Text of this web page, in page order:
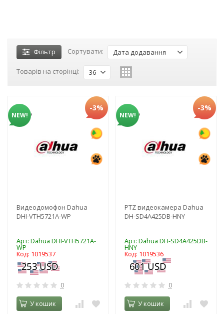
Фільтр Сортувати: Дата додавання
Товарів на сторінці: 36
NEW!
-3%
Видеодомофон Dahua
DHI-VTH5721A-WP
Арт: Dahua DHI-VTH5721A-
WP
Код: 1019537
0
У кошик
NEW!
-3%
PTZ видеокамера Dahua
DH-SD4A425DB-HNY
Арт: Dahua DH-SD4A425DB-
HNY
Код: 1019536
0
У кошик